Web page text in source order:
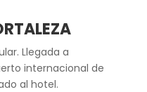
Llegada a
internacional de
al hotel.